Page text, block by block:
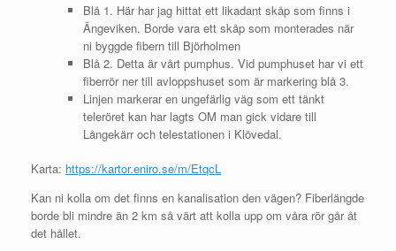
Blå 1. Här har jag hittat ett likadant skåp som finns i
Ängeviken. Borde vara ett skåp som monterades när
ni byggde fibern till Björholmen
Blå 2. Detta är vårt pumphus. Vid pumphuset har vi ett
fiberrör ner till avloppshuset som är markering blå 3.
Linjen markerar en ungefärlig väg som ett tänkt
teleröret kan har lagts OM man gick vidare till
Långekärr och telestationen i Klövedal.
Karta: https://kartor.eniro.se/m/EtqcL
Kan ni kolla om det finns en kanalisation den vägen? Fiberlängde
borde bli mindre än 2 km så värt att kolla upp om våra rör går åt
det hållet.